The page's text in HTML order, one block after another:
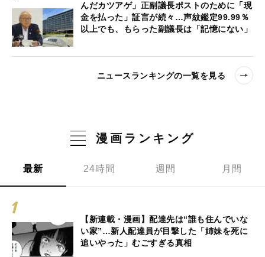
んだカツアゲ」正副議長ポストのために「現
金を払った」証言が続々…声紋鑑定99.99％
以上でも、もらった副議長は「記憶にない」
ニュースランキングの一覧を見る
漫画ランキング
最新 24時間 週間 月間
【新連載・漫画】配達先は“誰も住んでいな
い家”…新人配達員が目撃した「姉妹を死に
追いやった」むごすぎる真相